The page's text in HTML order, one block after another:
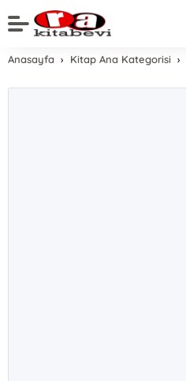
Anasayfa Kitap Ana Kategorisi